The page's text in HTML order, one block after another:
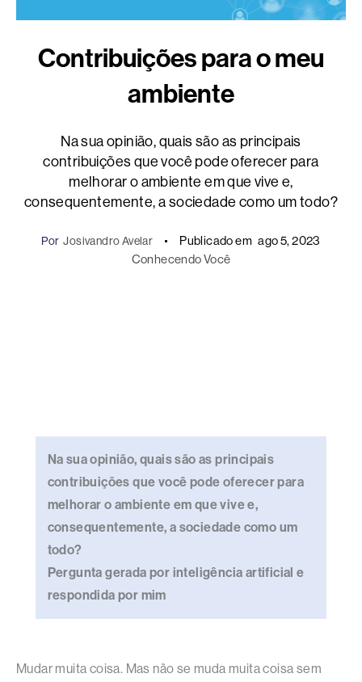
Contribuições para o meu
ambiente
Na sua opinião, quais são as principais
contribuições que você pode oferecer para
melhorar o ambiente em que vive e,
consequentemente, a sociedade como um todo?
Por Josivandro Avelar Publicado em ago 5, 2023
Conhecendo Você
Na sua opinião, quais são as principais
contribuições que você pode oferecer para
melhorar o ambiente em que vive e,
consequentemente, a sociedade como um
todo?
Pergunta gerada por inteligência artificial e
respondida por mim
Mudar muita coisa. Mas não se muda muita coisa sem